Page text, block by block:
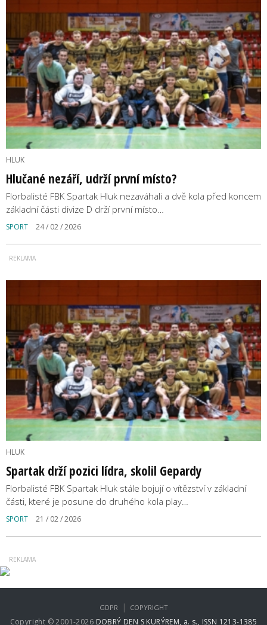
HLUK
Hlučané nezáří, udrží první místo?
Florbalisté FBK Spartak Hluk nezaváhali a dvě kola před koncem
základní části divize D drží první místo…
SPORT 24 / 02 / 2026
HLUK
Spartak drží pozici lídra, skolil Gepardy
Florbalisté FBK Spartak Hluk stále bojují o vítězství v základní
části, které je posune do druhého kola play…
SPORT 21 / 02 / 2026
Copyright © 2001-2026 DOBRÝ DEN S KURÝREM, a. s., ISSN 1213-1385
GDPR | COPYRIGHT